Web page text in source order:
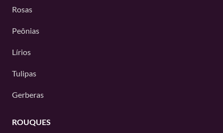
Rosas
Peônias
Lírios
Tulipas
Gerberas
ROUQUES